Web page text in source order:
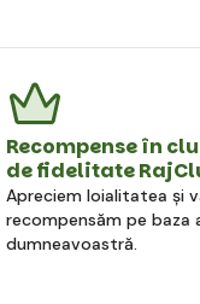
Recompense în
de fidelitate
Apreciem loialitatea și
recompensăm pe baza
dumneavoastră.